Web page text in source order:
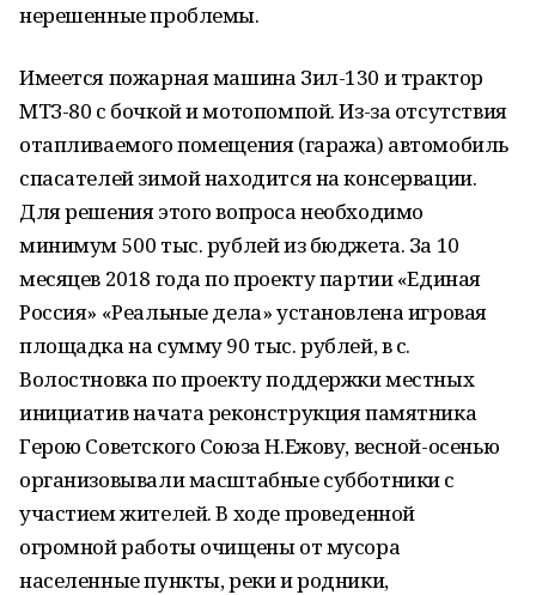
нерешенные проблемы.
Имеется пожарная машина Зил-130 и трактор
МТЗ-80 с бочкой и мотопомпой. Из-за отсутствия
отапливаемого помещения (гаража) автомобиль
спасателей зимой находится на консервации.
Для решения этого вопроса необходимо
минимум 500 тыс. рублей из бюджета. За 10
месяцев 2018 года по проекту партии «Единая
Россия» «Реальные дела» установлена игровая
площадка на сумму 90 тыс. рублей, в с.
Волостновка по проекту поддержки местных
инициатив начата реконструкция памятника
Герою Советского Союза Н.Ежову, весной-осенью
организовывали масштабные субботники с
участием жителей. В ходе проведенной
огромной работы очищены от мусора
населенные пункты, реки и родники,